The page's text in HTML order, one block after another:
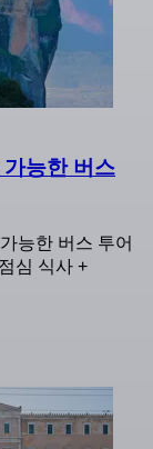
능한 버스
능한 버스 투어
심 식사 +